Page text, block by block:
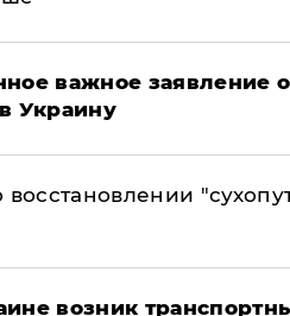
важное заявление о
Украину
возник